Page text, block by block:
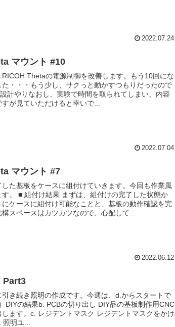
2022.07.24
マウント #10
Thetaの電源制御を改善します。もう10回にな
た・・・もう少し、サクっと動かすつもりだったので
計やりなおし、実験で時間を取られてしまい、内容
が見ていただけると幸いで...
2022.07.04
マウント #7
た基板をケースに組付けていきます。今回も作業風
。 ■ 組付け結果 まずは、組付けの完了した状態か
にケースに組付け可能なことと、基板の動作確認を完
スペースはカツカツなので、心配して...
2022.06.12
Part3
き続き照明の作成です。今週は、d.からスタートで
DIYの結果b. PCBの切り出し DIY品の基板制作用CNC
します。c. レジデントマスク レジデントマスクをかけ
明ユ...